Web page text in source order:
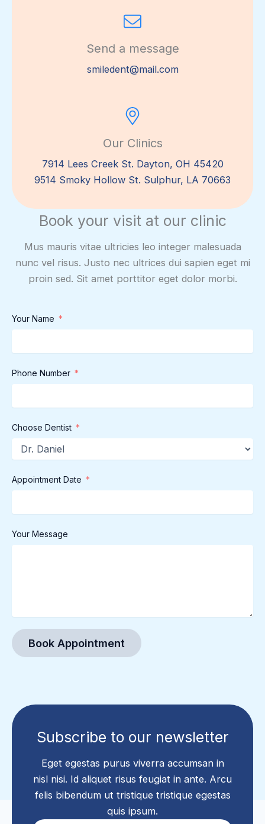
Send a message
smiledent@mail.com
Our Clinics
7914 Lees Creek St. Dayton, OH 45420
9514 Smoky Hollow St. Sulphur, LA 70663
Book your visit at our clinic
Mus mauris vitae ultricies leo integer malesuada
nunc vel risus. Justo nec ultrices dui sapien eget mi
proin sed. Sit amet porttitor eget dolor morbi.
Your Name
Phone Number
Choose Dentist
Appointment Date
Your Message
Book Appointment
Subscribe to our newsletter
Eget egestas purus viverra accumsan in
nisl nisi. Id aliquet risus feugiat in ante. Arcu
felis bibendum ut tristique tristique egestas
quis ipsum.